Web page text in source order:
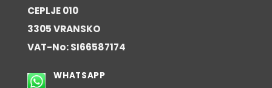
CEPLJE 010
3305 VRANSKO
VAT-No: SI66587174
WHATSAPP